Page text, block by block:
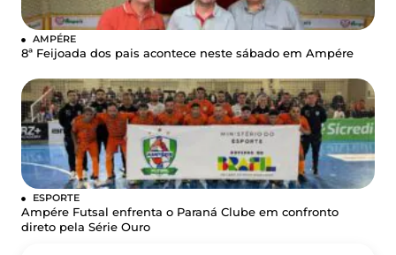
AMPÉRE
8ª Feijoada dos pais acontece neste sábado em Ampére
ESPORTE
Ampére Futsal enfrenta o Paraná Clube em confronto
direto pela Série Ouro